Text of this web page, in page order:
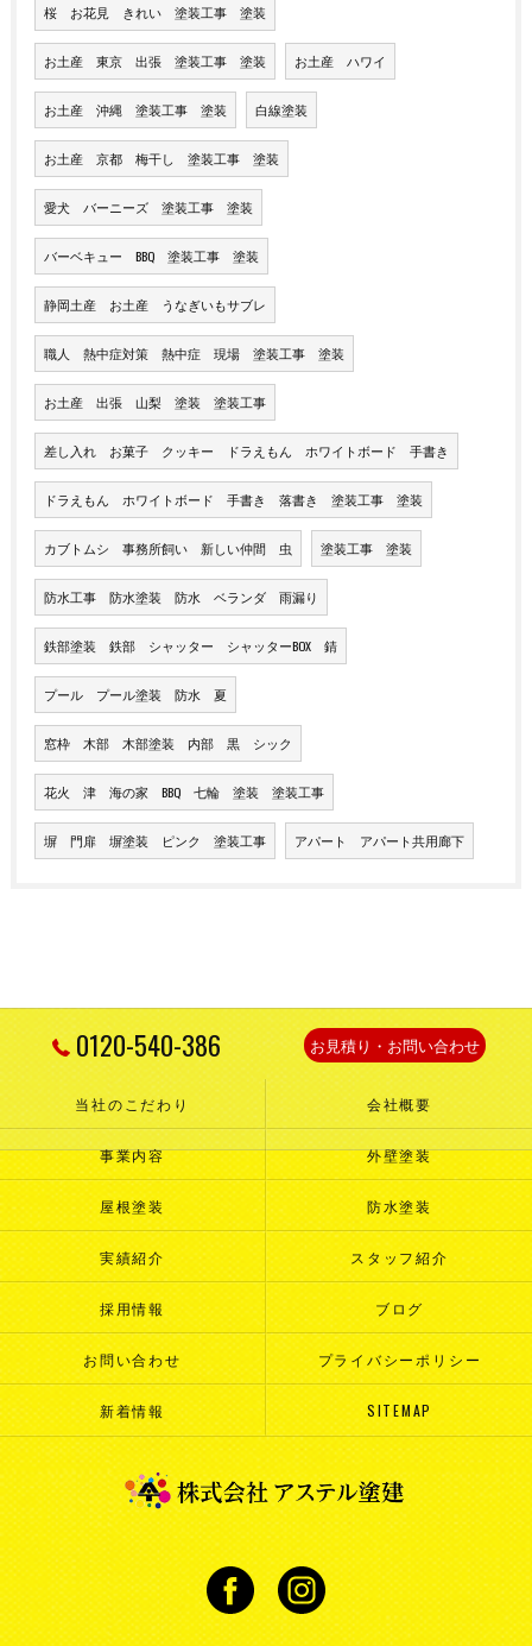
桜 お花見 きれい 塗装工事 塗装
お土産 東京 出張 塗装工事 塗装 お土産 ハワイ
お土産 沖縄 塗装工事 塗装 白線塗装
お土産 京都 梅干し 塗装工事 塗装
愛犬 バーニーズ 塗装工事 塗装
バーベキュー BBQ 塗装工事 塗装
静岡土産 お土産 うなぎいもサブレ
職人 熱中症対策 熱中症 現場 塗装工事 塗装
お土産 出張 山梨 塗装 塗装工事
差し入れ お菓子 クッキー ドラえもん ホワイトボード 手書き
ドラえもん ホワイトボード 手書き 落書き 塗装工事 塗装
カブトムシ 事務所飼い 新しい仲間 虫 塗装工事 塗装
防水工事 防水塗装 防水 ベランダ 雨漏り
鉄部塗装 鉄部 シャッター シャッターBOX 錆
プール プール塗装 防水 夏
窓枠 木部 木部塗装 内部 黒 シック
花火 津 海の家 BBQ 七輪 塗装 塗装工事
塀 門扉 塀塗装 ピンク 塗装工事 アパート アパート共用廊下
0120-540-386 お見積り・お問い合わせ
当社のこだわり 会社概要
事業内容 外壁塗装
屋根塗装 防水塗装
実績紹介 スタッフ紹介
採用情報 ブログ
お問い合わせ プライバシーポリシー
新着情報 SITEMAP